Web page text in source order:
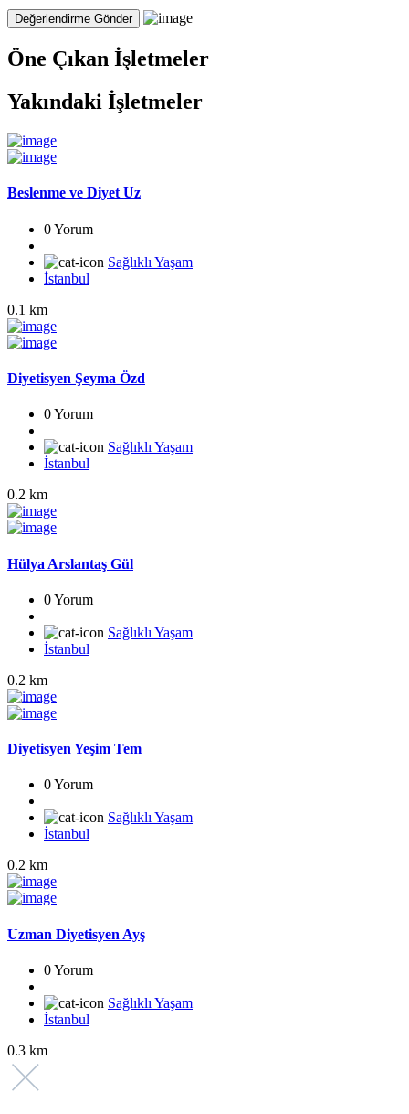
Öne Çıkan İşletmeler
Yakındaki İşletmeler
Beslenme ve Diyet Uz
0 Yorum
Sağlıklı Yaşam
İstanbul
0.1 km
Diyetisyen Şeyma Özd
0 Yorum
Sağlıklı Yaşam
İstanbul
0.2 km
Hülya Arslantaş Gül
0 Yorum
Sağlıklı Yaşam
İstanbul
0.2 km
Diyetisyen Yeşim Tem
0 Yorum
Sağlıklı Yaşam
İstanbul
0.2 km
Uzman Diyetisyen Ayş
0 Yorum
Sağlıklı Yaşam
İstanbul
0.3 km